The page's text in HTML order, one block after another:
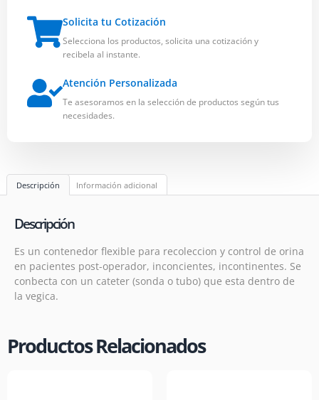
Solicita tu Cotización
Selecciona los productos, solicita una cotización y
recibela al instante.
Atención Personalizada
Te asesoramos en la selección de productos según tus
necesidades.
Descripción Información adicional
Descripción
Es un contenedor flexible para recoleccion y control de orina
en pacientes post-operador, inconcientes, incontinentes. Se
conbecta con un cateter (sonda o tubo) que esta dentro de
la vegica.
Productos Relacionados